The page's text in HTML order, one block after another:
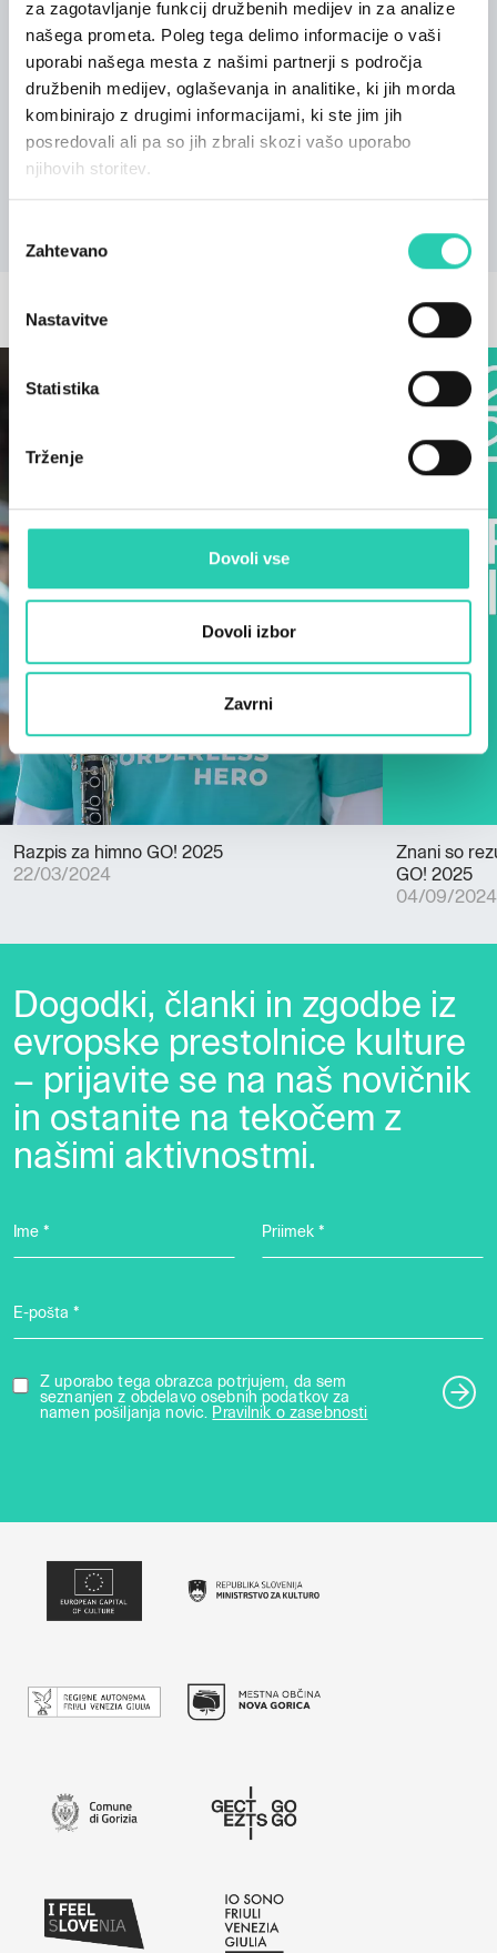
za zagotavljanje funkcij družbenih medijev in za analize
našega prometa. Poleg tega delimo informacije o vaši
uporabi našega mesta z našimi partnerji s področja
družbenih medijev, oglaševanja in analitike, ki jih morda
kombinirajo z drugimi informacijami, ki ste jim jih
posredovali ali pa so jih zbrali skozi vašo uporabo
njihovih storitev.
soglasja
Zahtevano
Nastavitve
Statistika
Trženje
Dovoli vse
Dovoli izbor
Zavrni
plesni skupini EnKnap; avtor številnih strokovnih
objav s področij filmske teorije, gledališča,
sodobnega plesa, likovne umetnosti in fotografije,
soavtor scenarijev celovečernih igranih in
dokumentarnih filmov ter dramaturg gledaliških
predstav. Prevaja iz francoščine. Ob prevzemu
nove funkcije mu čestitamo in mu želimo uspešno
opravljanje aktivnosti za izpeljavo prve čezmejne
Evropske prestolnice kulture!
OSTALE NOVICE
Razpis za himno GO! 2025
22/03/2024
Znani so
GO! 2025
04/09/2024
Dogodki, članki in zgodbe iz
evropske prestolnice kulture
– prijavite se na naš novičnik
in ostanite na tekočem z
našimi aktivnostmi.
Ime * Priimek *
E-pošta *
Z uporabo tega obrazca potrjujem, da sem
seznanjen z obdelavo osebnih podatkov za
namen pošiljanja novic. Pravilnik o zasebnosti